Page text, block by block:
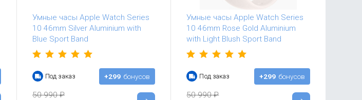
Умные часы Apple Watch Series
10 46mm Silver Aluminium with
Blue Sport Band
Под заказ +299 бонусов
50 990₽
Умные часы Apple Watch Series
10 46mm Rose Gold Aluminium
with Light Blush Sport Band
Под заказ +299 бонусов
50 990₽